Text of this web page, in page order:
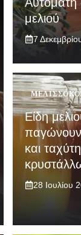
μελιού
7
Είδη
και
28 Ιουλίου